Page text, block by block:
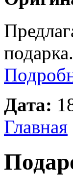
Дата:
Главная